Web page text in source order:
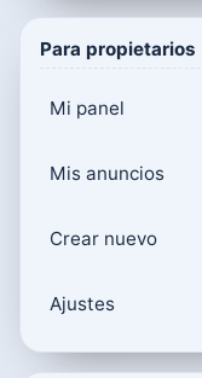
Para propietarios
Mi panel
Mis anuncios
Crear nuevo
Ajustes